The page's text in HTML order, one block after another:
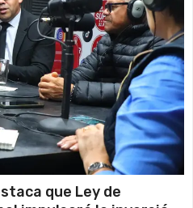
que Ley de